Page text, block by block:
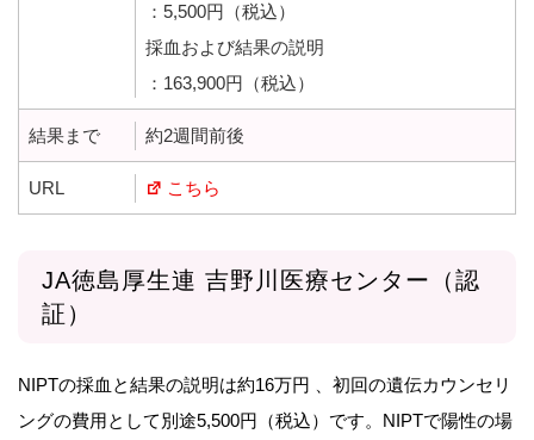
：5,500円（税込）
採血および結果の説明
：163,900円（税込）
結果まで 約2週間前後
URL こちら
JA徳島厚生連 吉野川医療センター（認
証）
NIPTの採血と結果の説明は約16万円 、初回の遺伝カウンセリ
ングの費用として別途5,500円（税込）です。NIPTで陽性の場